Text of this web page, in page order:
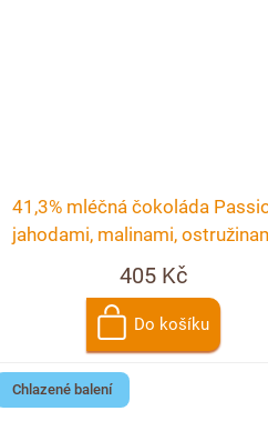
41,3% mléčná čokoláda
jahodami, malinami,
rybízem
405 Kč
Do košíku
Chlazené balení